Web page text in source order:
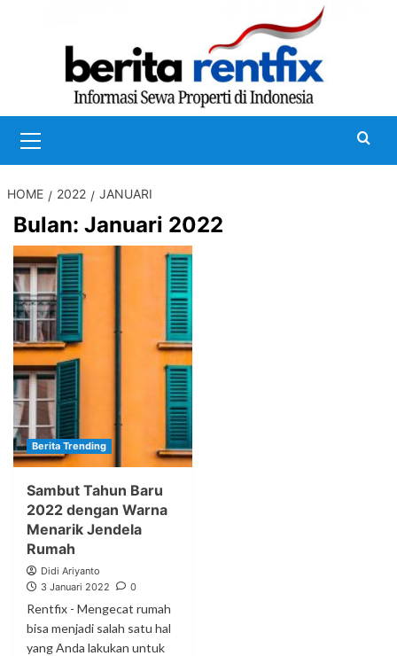
Menu
HOME 2022 JANUARI
Bulan: Januari 2022
Berita Trending
Sambut Tahun Baru
2022 dengan Warna
Menarik Jendela
Rumah
Didi Ariyanto
3 Januari 2022
0
Rentfix - Mengecat rumah
bisa menjadi salah satu hal
yang Anda lakukan untuk